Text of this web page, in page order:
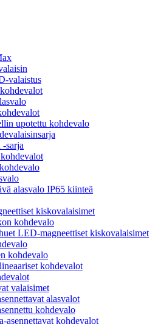
valaistus
upotettu kohdevalo
sarja
alasvalo IP65 kiinteä
kiskovalaisimet
kohdevalo
LED-magneettiset kiskovalaisimet
kohdevalo
kohdevalot
valaisimet
alasvalot
kohdevalo
asennettavat kohdevalot